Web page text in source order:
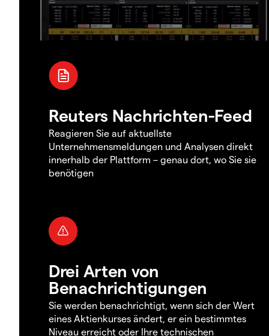
Reuters Nachrichten-Feed
Reagieren Sie auf aktuellste
Unternehmensmeldungen und Analysen direkt
innerhalb der Plattform – genau dort, wo Sie sie
benötigen
Drei Arten von
Benachrichtigungen
Sie werden benachrichtigt, wenn sich der Wert
eines Aktienkurses ändert, er ein bestimmtes
Niveau erreicht oder Ihre technischen